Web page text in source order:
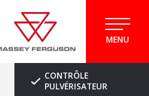
MENU
CONTRÔLE
PULVÉRISATEUR